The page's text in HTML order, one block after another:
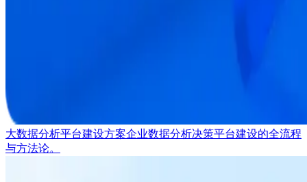
大数据分析平台建设方案企业数据分析决策平台建设的全流程
与方法论。